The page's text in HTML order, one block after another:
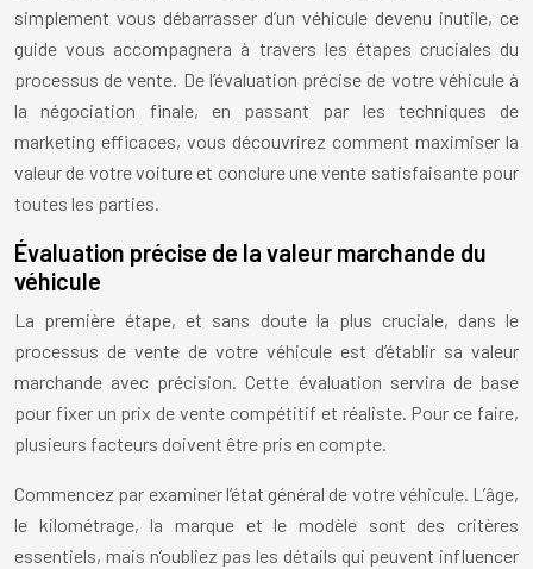
simplement vous débarrasser d’un véhicule devenu inutile, ce
guide vous accompagnera à travers les étapes cruciales du
processus de vente. De l’évaluation précise de votre véhicule à
la négociation finale, en passant par les techniques de
marketing efficaces, vous découvrirez comment maximiser la
valeur de votre voiture et conclure une vente satisfaisante pour
toutes les parties.
Évaluation précise de la valeur marchande du
véhicule
La première étape, et sans doute la plus cruciale, dans le
processus de vente de votre véhicule est d’établir sa valeur
marchande avec précision. Cette évaluation servira de base
pour fixer un prix de vente compétitif et réaliste. Pour ce faire,
plusieurs facteurs doivent être pris en compte.
Commencez par examiner l’état général de votre véhicule. L’âge,
le kilométrage, la marque et le modèle sont des critères
essentiels, mais n’oubliez pas les détails qui peuvent influencer